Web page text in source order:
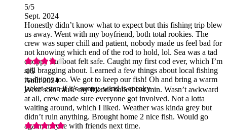
5/5
Sept. 2024
Honestly didn’t know what to expect but this fishing trip blew
us away. Went with my boyfriend, both total rookies. The
crew was super chill and patient, nobody made us feel bad for
not knowing which end of the rod to hold, lol. Sea was a tad
choppy but boat felt safe. Caught my first cod ever, which I’m
still bragging about. Learned a few things about local fishing
traditions too. We got to keep our fish! Oh and bring a warm
jacket even if it’s sunny, wind is sneaky.
4/5
Août 2024
Went solo cause my friends bailed last min. Wasn’t awkward
at all, crew made sure everyone got involved. Not a lotta
waiting around, which I liked. Weather was kinda grey but
didn’t ruin anything. Brought home 2 nice fish. Would go
again, maybe with friends next time.